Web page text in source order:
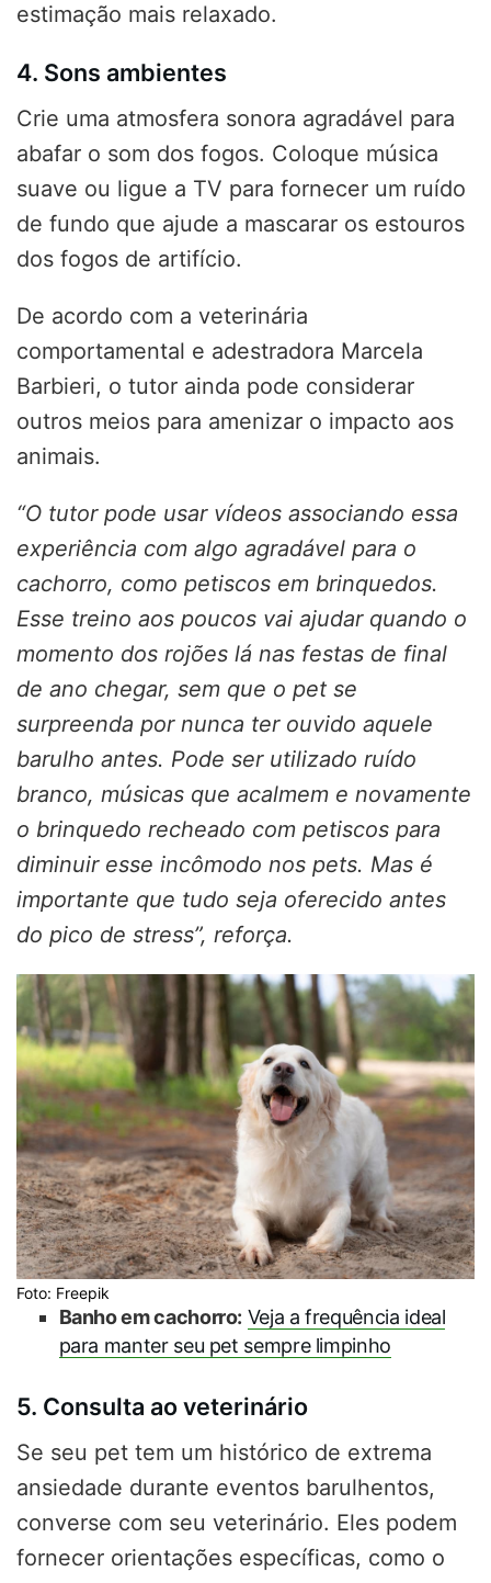
estimação mais relaxado.
4. Sons ambientes
Crie uma atmosfera sonora agradável para
abafar o som dos fogos. Coloque música
suave ou ligue a TV para fornecer um ruído
de fundo que ajude a mascarar os estouros
dos fogos de artifício.
De acordo com a veterinária
comportamental e adestradora Marcela
Barbieri, o tutor ainda pode considerar
outros meios para amenizar o impacto aos
animais.
“O tutor pode usar vídeos associando essa
experiência com algo agradável para o
cachorro, como petiscos em brinquedos.
Esse treino aos poucos vai ajudar quando o
momento dos rojões lá nas festas de final
de ano chegar, sem que o pet se
surpreenda por nunca ter ouvido aquele
barulho antes. Pode ser utilizado ruído
branco, músicas que acalmem e novamente
o brinquedo recheado com petiscos para
diminuir esse incômodo nos pets. Mas é
importante que tudo seja oferecido antes
do pico de stress”, reforça.
Foto: Freepik
Banho em cachorro: Veja a frequência ideal
para manter seu pet sempre limpinho
5. Consulta ao veterinário
Se seu pet tem um histórico de extrema
ansiedade durante eventos barulhentos,
converse com seu veterinário. Eles podem
fornecer orientações específicas, como o